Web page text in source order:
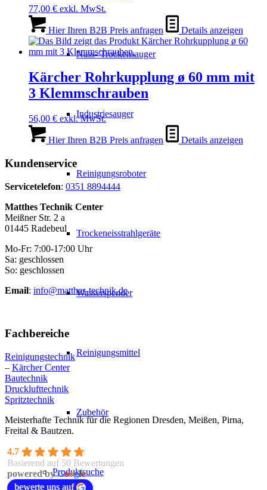
Nass- Trockensauger
Industriesauger
Reinigungsroboter
Trockeneisstrahlgeräte
Wasserspender
Reinigungsmittel
Zubehör
Produktsuche
77,00 € exkl. MwSt.
Hier Ihren B2B Preis anfragen Details anzeigen
Kärcher Rohrkupplung ø 60 mm mit
3 Klemmschrauben
56,00 € exkl. MwSt.
Hier Ihren B2B Preis anfragen Details anzeigen
Kundenservice
Servicetelefon: 0351 8894444
Matthes Technik Center
Meißner Str. 2 a
01445 Radebeul
Mo-Fr: 7:00-17:00 Uhr
Sa: geschlossen
So: geschlossen
Email: info@matthes-technik.de
Fachbereiche
Reinigungstechnik
– Kärcher Center
Bautechnik
Drucklufttechnik
Spritztechnik
Meisterhafte Technik für die Regionen Dresden, Meißen, Pirna,
Freital & Bautzen.
4.7
Basierend auf 50 Bewertungen
powered byGoogle
bewerte uns auf